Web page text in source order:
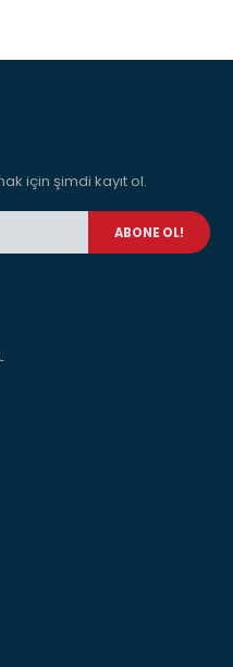
için şimdi kayıt ol.